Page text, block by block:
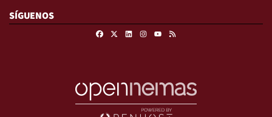
SÍGUENOS
FacebookLinkedinInstagramRSS